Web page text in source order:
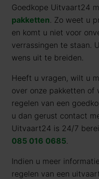
Goedkope Uitvaart24
pakketten. Zo weet u
en komt u niet voor
verrassingen te staan.
wens uit te breiden.
Heeft u vragen, wilt u
over onze pakketten
regelen van een
u dan gerust contact
Uitvaart24 is 24/7
085 016 0685.
Indien u meer
regelen van een